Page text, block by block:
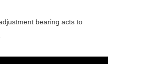
bearing acts to